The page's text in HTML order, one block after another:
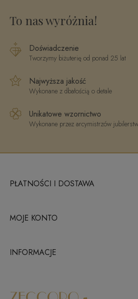
To nas wyróżnia!
Doświadczenie
Tworzymy biżuterię od ponad 25 lat
Najwyższa jakość
Wykonane z dbałością o detale
Unikatowe wzornictwo
Wykonane przez arcymistrzów
PŁATNOŚCI I DOSTAWA
MOJE KONTO
INFORMACJE